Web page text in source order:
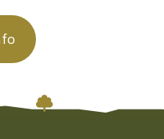
